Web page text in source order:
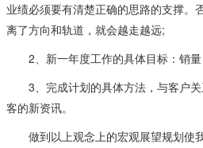
业绩必须要有清楚正确的思路的支撑。
离了方向和轨道，就会越走越远;
2、新一年度工作的具体目标：销量
3、完成计划的具体方法，与客户关
客的新资讯。
做到以上观念上的宏观展望规划使